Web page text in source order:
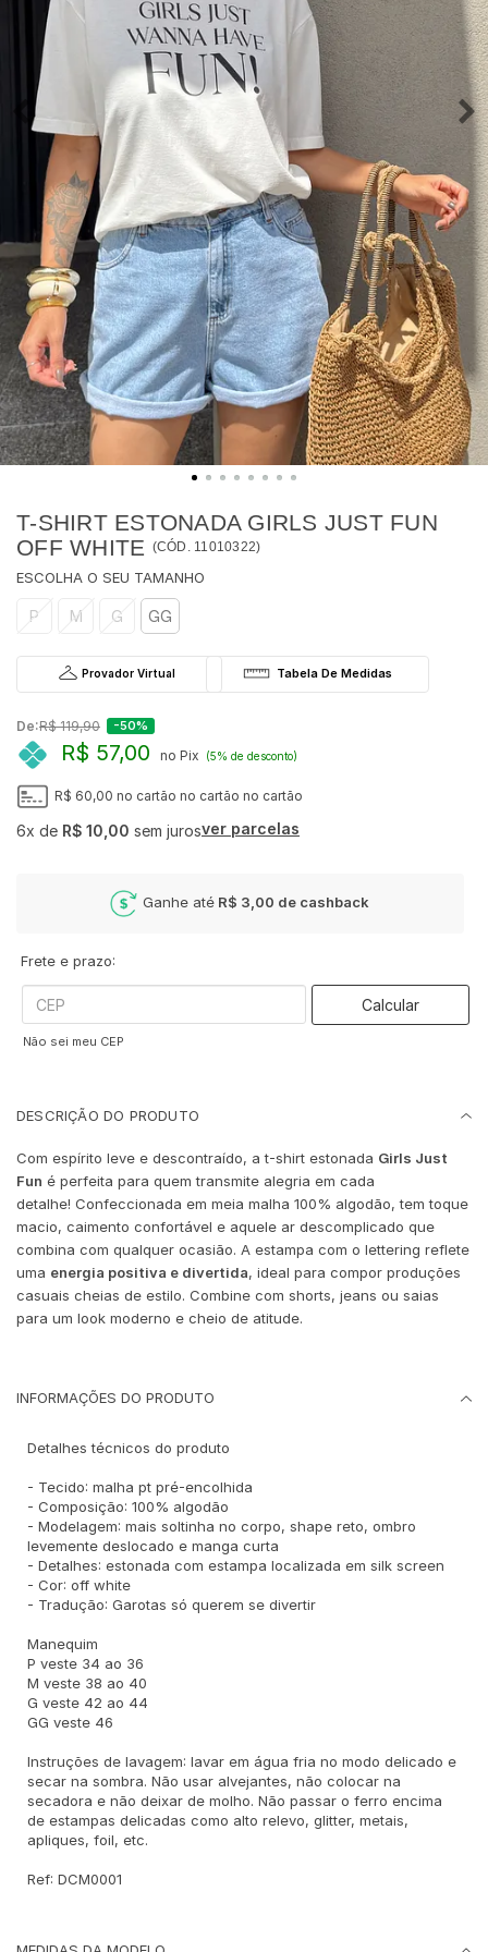
T-SHIRT ESTONADA GIRLS JUST FUN
OFF WHITE (CÓD. 11010322)
P M G GG
Provador Virtual
De:R$ 119,90 -50%
R$ 57,00 no Pix (5% de desconto)
R$ 60,00 no cartão no cartão no cartão
6x de R$ 10,00 sem jurosver parcelas
Ganhe até R$ 3,00 de cashback
Frete e prazo:
Calcular
Não sei meu CEP
DESCRIÇÃO DO PRODUTO
Com espírito leve e descontraído, a t-shirt estonada Girls Just
Fun é perfeita para quem transmite alegria em cada
detalhe! Confeccionada em meia malha 100% algodão, tem toque
macio, caimento confortável e aquele ar descomplicado que
combina com qualquer ocasião. A estampa com o lettering reflete
uma energia positiva e divertida, ideal para compor produções
casuais cheias de estilo. Combine com shorts, jeans ou saias
para um look moderno e cheio de atitude.
INFORMAÇÕES DO PRODUTO
Detalhes técnicos do produto
- Tecido: malha pt pré-encolhida
- Composição: 100% algodão
- Modelagem: mais soltinha no corpo, shape reto, ombro
levemente deslocado e manga curta
- Detalhes: estonada com estampa localizada em silk screen
- Cor: off white
- Tradução: Garotas só querem se divertir
Manequim
P veste 34 ao 36
M veste 38 ao 40
G veste 42 ao 44
GG veste 46
Instruções de lavagem: lavar em água fria no modo delicado e
secar na sombra. Não usar alvejantes, não colocar na
secadora e não deixar de molho. Não passar o ferro encima
de estampas delicadas como alto relevo, glitter, metais,
apliques, foil, etc.
Ref: DCM0001